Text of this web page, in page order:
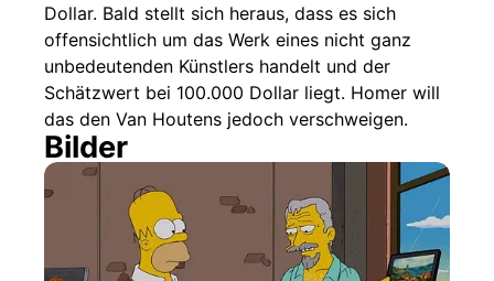
Dollar. Bald stellt sich heraus, dass es sich
offensichtlich um das Werk eines nicht ganz
unbedeutenden Künstlers handelt und der
Schätzwert bei 100.000 Dollar liegt. Homer will
das den Van Houtens jedoch verschweigen.
Bilder